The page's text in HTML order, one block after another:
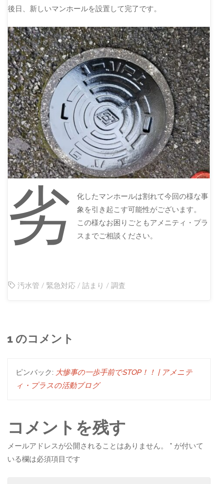
後日、新しいマンホールを設置して完了です。
劣
化したマンホールは割れて今回の様な事
象を引き起こす可能性がございます。
この様なお困りごともアメニティ・プラ
スまでご相談ください。
汚水管 / 緊急対応/ 詰まり / 調査
1 のコメント
ピンバック: 大惨事の一歩手前でSTOP！！ | アメニテ
ィ・プラスの活動ブログ
コメントを残す
メールアドレスが公開されることはありません。 * が付いて
いる欄は必須項目です